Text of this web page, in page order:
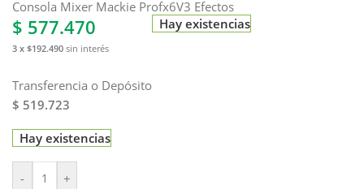
Consola Mixer Mackie Profx6V3 Efectos
$ 577.470
3 x $192.490 sin interés
Transferencia o Depósito
$ 519.723
Hay existencias
Hay existencias
- +